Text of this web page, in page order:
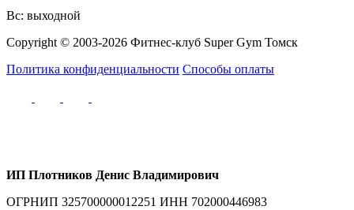
Вс: выходной
Copyright © 2003-2026 Фитнес-клуб Super Gym Томск
Политика конфиденциальности Способы оплаты
ИП Плотников Денис Владимирович
ОГРНИП 325700000012251 ИНН 702000446983